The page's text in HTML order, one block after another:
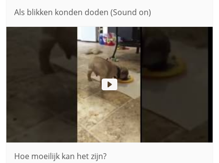
Als blikken konden doden (Sound on)
Hoe moeilijk kan het zijn?